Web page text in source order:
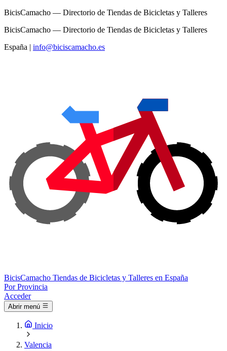
BicisCamacho — Directorio de Tiendas de Bicicletas y Talleres
BicisCamacho — Directorio de Tiendas de Bicicletas y Talleres
España | info@biciscamacho.es
BicisCamacho Tiendas de Bicicletas y Talleres en España
Por Provincia
Acceder
Abrir menú
Inicio
Valencia